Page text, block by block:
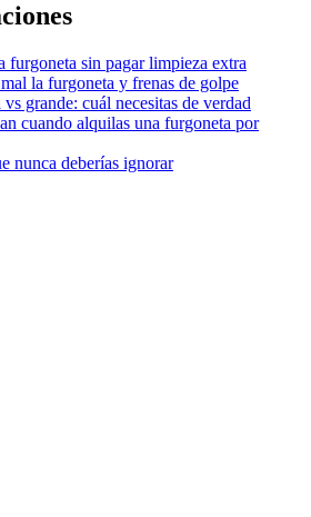
furgoneta sin pagar limpieza extra
la furgoneta y frenas de golpe
grande: cuál necesitas de verdad
cuando alquilas una furgoneta por
nunca deberías ignorar